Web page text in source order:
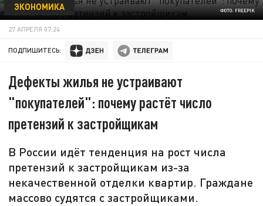
ФОТО: FREEPIK
ЭКОНОМИКА
27 АПРЕЛЯ 07:24
ПОДПИШИТЕСЬ:
Дефекты жилья не устраивают
"покупателей": почему растёт число
претензий к застройщикам
В России идёт тенденция на рост числа
претензий к застройщикам из-за
некачественной отделки квартир. Граждане
массово судятся с застройщиками.